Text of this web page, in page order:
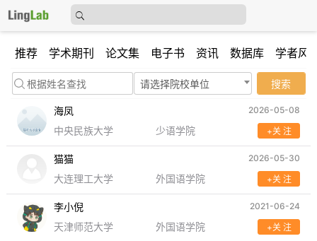
推荐 学术期刊 论文集 电子书 资讯 数据库 学者风
请选择院校单位 搜索
海凤 2026-05-08
中央民族大学 少语学院 +关 注
猫猫 2026-05-30
大连理工大学 外国语学院 +关 注
李小倪 2021-06-24
天津师范大学 外国语学院 +关 注